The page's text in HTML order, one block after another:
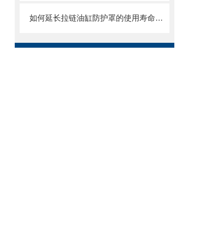
如何延长拉链油缸防护罩的使用寿命和保持良好状态？